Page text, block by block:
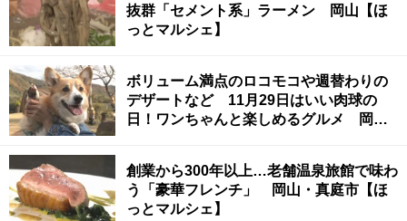
抜群「セメント系」ラーメン 岡山【ほ
っとマルシェ】
ボリューム満点のロコモコや週替わりの
デザートなど 11月29日はいい肉球の
日！ワンちゃんと楽しめるグルメ 岡山
創業から300年以上…老舗温泉旅館で味わ
う「豪華フレンチ」 岡山・真庭市【ほ
っとマルシェ】